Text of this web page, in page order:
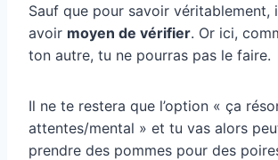
Sauf que pour savoir véritablement,
avoir moyen de vérifier. Or ici,
ton autre, tu ne pourras pas le faire.
Il ne te restera que l’option « ça
attentes/mental » et tu vas alors
prendre des pommes pour des